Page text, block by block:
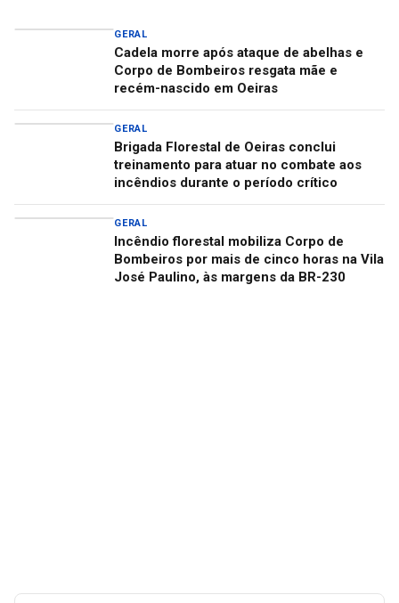
GERAL
Cadela morre após ataque de abelhas e
Corpo de Bombeiros resgata mãe e
recém-nascido em Oeiras
GERAL
Brigada Florestal de Oeiras conclui
treinamento para atuar no combate aos
incêndios durante o período crítico
GERAL
Incêndio florestal mobiliza Corpo de
Bombeiros por mais de cinco horas na Vila
José Paulino, às margens da BR-230